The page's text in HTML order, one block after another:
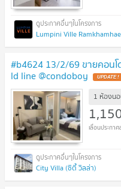
Lumpini Ville
#b4624 13/2/69 ขายคอน
ld line @condoboy UPDATE !
1 ห้องน
City Villa (ซิตี้ วิลล่า)